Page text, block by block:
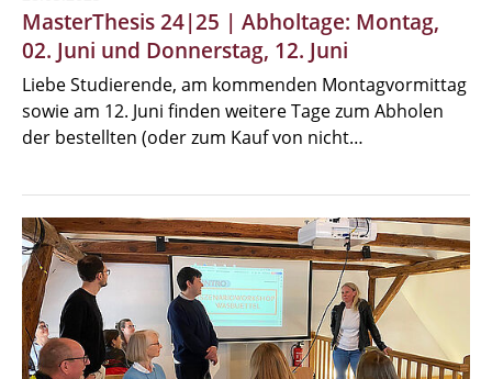
MasterThesis 24|25 | Abholtage: Montag,
02. Juni und Donnerstag, 12. Juni
Liebe Studierende, am kommenden Montagvormittag
sowie am 12. Juni finden weitere Tage zum Abholen
der bestellten (oder zum Kauf von nicht…